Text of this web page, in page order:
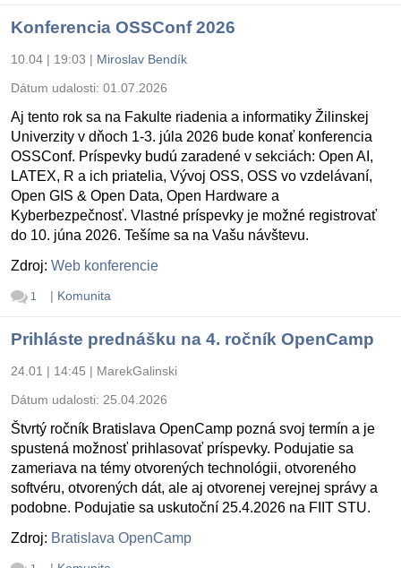
Konferencia OSSConf 2026
10.04 | 19:03 | Miroslav Bendík
Dátum udalosti: 01.07.2026
Aj tento rok sa na Fakulte riadenia a informatiky Žilinskej
Univerzity v dňoch 1-3. júla 2026 bude konať konferencia
OSSConf. Príspevky budú zaradené v sekciách: Open AI,
LATEX, R a ich priatelia, Vývoj OSS, OSS vo vzdelávaní,
Open GIS & Open Data, Open Hardware a
Kyberbezpečnosť. Vlastné príspevky je možné registrovať
do 10. júna 2026. Tešíme sa na Vašu návštevu.
Zdroj: Web konferencie
1 | Komunita
Prihláste prednášku na 4. ročník OpenCamp
24.01 | 14:45 | MarekGalinski
Dátum udalosti: 25.04.2026
Štvrtý ročník Bratislava OpenCamp pozná svoj termín a je
spustená možnosť prihlasovať príspevky. Podujatie sa
zameriava na témy otvorených technológii, otvoreného
softvéru, otvorených dát, ale aj otvorenej verejnej správy a
podobne. Podujatie sa uskutoční 25.4.2026 na FIIT STU.
Zdroj: Bratislava OpenCamp